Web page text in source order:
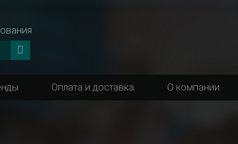
Оплата и доставка О компании